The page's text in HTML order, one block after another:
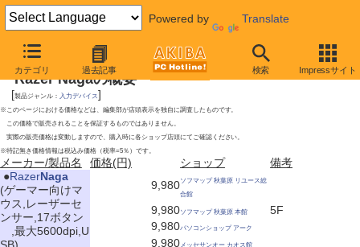
Powered by Translate
カテゴリ 過去記事 検索 Impressサイト
2009年12月19日号
Razer Nagaの概要
[製品ジャンル： 入力デバイス]
※このページにおける価格などは、編集部が店頭表示を独自に調査したものです。
この価格で販売されることを保証するものではありません。
実際の販売価格は変動しますので、購入時に各ショップ店頭にてご確認ください。
※特記無き価格情報は税込み価格（税率=5％）です。
メーカー/製品名 価格(円) ショップ
備考
●RazerNaga
(ゲーマー向けマ
ウス,レーザーセ
ンサー,17ボタン
,最大5600dpi,U
9,980ソフマップ 秋葉原 リユース総
合館
9,980ソフマップ 秋葉原 本館
5F
9,980パソコンショップ アーク
9,980メッセサンオー カオス館